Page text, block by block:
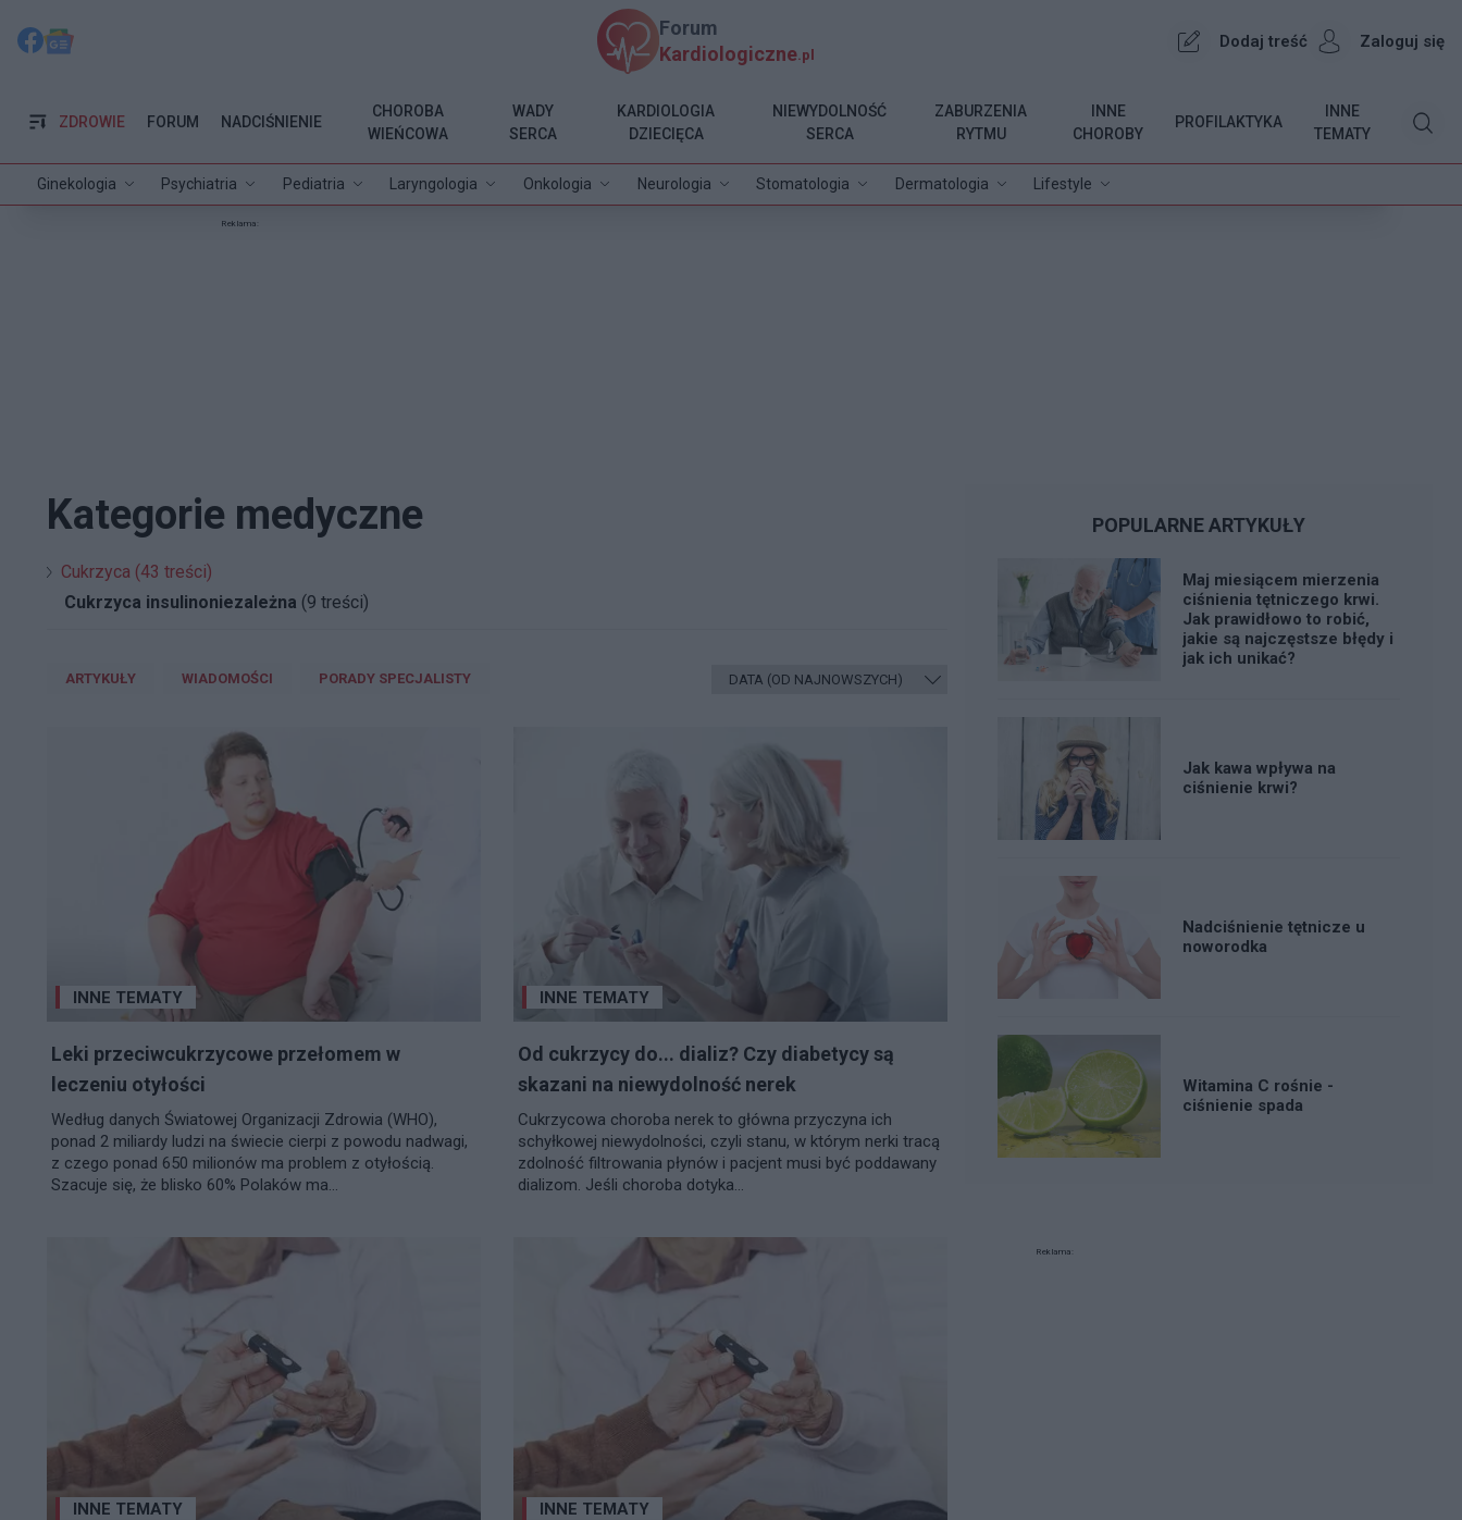
Forum
Kardiologiczne .pl
Dodaj treść Zaloguj się
ZDROWIE
Ginekologia Psychiatria Pediatria Laryngologia Onkologia Neurologia Stomatologia Dermatologia Lifestyle
FORUM NADCIŚNIENIE
CHOROBA
WIEŃCOWA
WADY
SERCA
KARDIOLOGIA
DZIECIĘCA
NIEWYDOLNOŚĆ
SERCA
ZABURZENIA
RYTMU
INNE
CHOROBY
PROFILAKTYKA
INNE
TEMATY
Reklama:
Kategorie medyczne
Cukrzyca (43 treści)
Cukrzyca insulinoniezależna (9 treści)
ARTYKUŁY WIADOMOŚCI PORADY SPECJALISTY
INNE TEMATY
Leki przeciwcukrzycowe przełomem w
leczeniu otyłości
Według danych Światowej Organizacji Zdrowia (WHO),
ponad 2 miliardy ludzi na świecie cierpi z powodu nadwagi,
z czego ponad 650 milionów ma problem z otyłością.
Szacuje się, że blisko 60% Polaków ma...
INNE TEMATY
Od cukrzycy do... dializ? Czy diabetycy są
skazani na niewydolność nerek
Cukrzycowa choroba nerek to główna przyczyna ich
schyłkowej niewydolności, czyli stanu, w którym nerki tracą
zdolność filtrowania płynów i pacjent musi być poddawany
dializom. Jeśli choroba dotyka...
INNE TEMATY INNE TEMATY
POPULARNE ARTYKUŁY
Maj miesiącem mierzenia
ciśnienia tętniczego krwi.
Jak prawidłowo to robić,
jakie są najczęstsze błędy i
jak ich unikać?
Jak kawa wpływa na
ciśnienie krwi?
Nadciśnienie tętnicze u
noworodka
Witamina C rośnie -
ciśnienie spada
Reklama: